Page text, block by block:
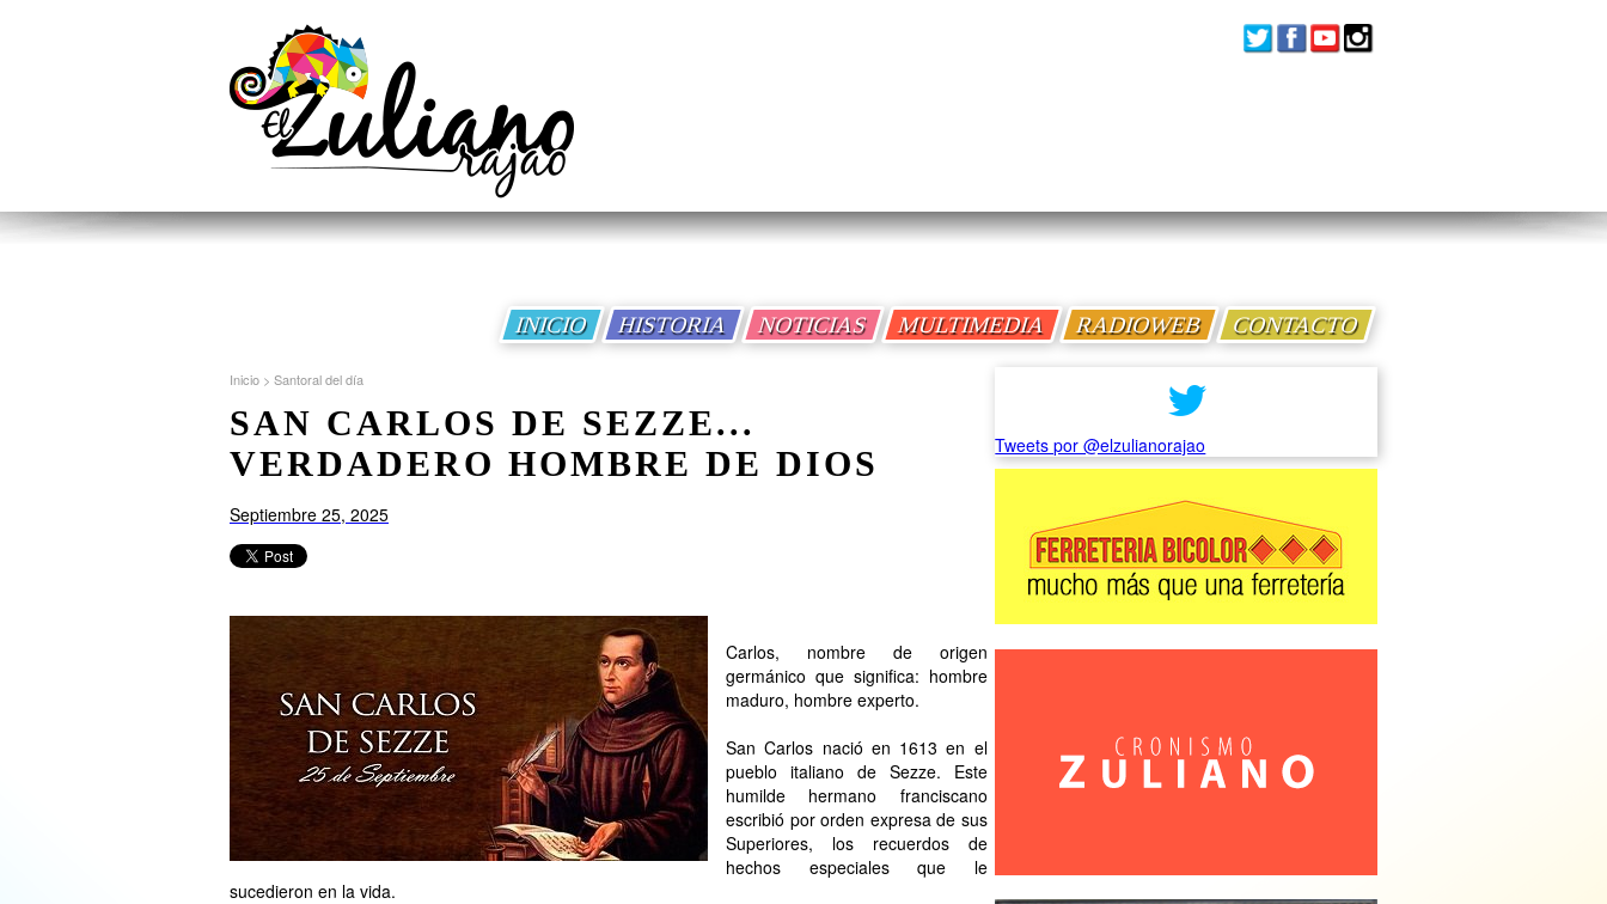
INICIO HISTORIA NOTICIAS MULTIMEDIA RADIOWEB CONTACTO
SAN CARLOS DE SEZZE...
VERDADERO HOMBRE DE DIOS
Inicio > Santoral del día
Septiembre 25, 2025
Carlos, nombre de origen
germánico que significa: hombre
maduro, hombre experto.
San Carlos nació en 1613 en el
pueblo italiano de Sezze. Este
humilde hermano franciscano
escribió por orden expresa de sus
Superiores, los recuerdos de
hechos especiales que le
sucedieron en la vida.
Tweets por @elzulianorajao